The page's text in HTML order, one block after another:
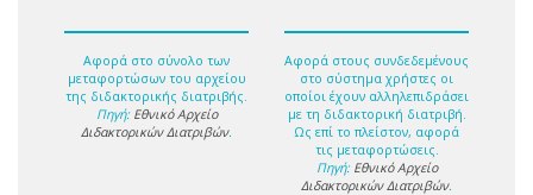
Αφορά στο σύνολο των
μεταφορτώσων του αρχείου
της διδακτορικής διατριβής.
Πηγή: Εθνικό Αρχείο
Διδακτορικών Διατριβών.
Αφορά στους συνδεδεμένους
στο σύστημα χρήστες οι
οποίοι έχουν αλληλεπιδράσει
με τη διδακτορική διατριβή.
Ως επί το πλείστον, αφορά
τις μεταφορτώσεις.
Πηγή: Εθνικό Αρχείο
Διδακτορικών Διατριβών.